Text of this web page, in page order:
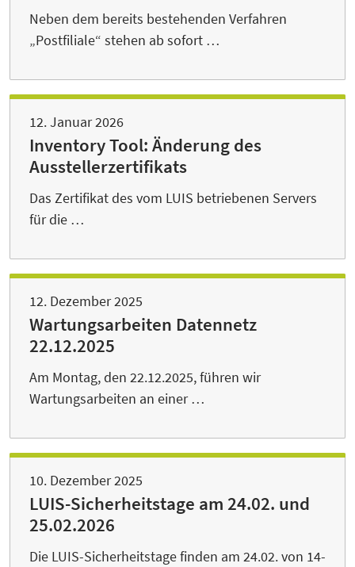
Neben dem bereits bestehenden Verfahren
„Postfiliale“ stehen ab sofort …
12. Januar 2026
Inventory Tool: Änderung des
Ausstellerzertifikats
Das Zertifikat des vom LUIS betriebenen Servers
für die …
12. Dezember 2025
Wartungsarbeiten Datennetz
22.12.2025
Am Montag, den 22.12.2025, führen wir
Wartungsarbeiten an einer …
10. Dezember 2025
LUIS-Sicherheitstage am 24.02. und
25.02.2026
Die LUIS-Sicherheitstage finden am 24.02. von 14-